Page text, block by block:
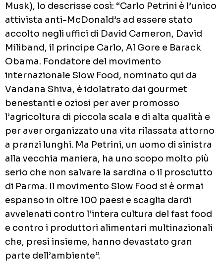
Musk), lo descrisse così: “Carlo Petrini è l’unico
attivista anti-McDonald’s ad essere stato
accolto negli uffici di David Cameron, David
Miliband, il principe Carlo, Al Gore e Barack
Obama. Fondatore del movimento
internazionale Slow Food, nominato qui da
Vandana Shiva, è idolatrato dai gourmet
benestanti e oziosi per aver promosso
l’agricoltura di piccola scala e di alta qualità e
per aver organizzato una vita rilassata attorno
a pranzi lunghi. Ma Petrini, un uomo di sinistra
alla vecchia maniera, ha uno scopo molto più
serio che non salvare la sardina o il prosciutto
di Parma. Il movimento Slow Food si è ormai
espanso in oltre 100 paesi e scaglia dardi
avvelenati contro l’intera cultura del fast food
e contro i produttori alimentari multinazionali
che, presi insieme, hanno devastato gran
parte dell’ambiente”.